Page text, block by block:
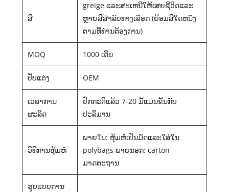
ສີ
greige ແລະ​ສະ​ເຫນີ​ໃຫ້​ເສຍ​ຊີ​ວິດ​ແລະ​
ຫຼາຍ​ສີ​ສໍາ​ລັບ​ທາງ​ເລືອກ (ຍ້ອມ​ສີ​ໃດ​ຫນຶ່ງ​
ຕາມ​ທີ່​ທ່ານ​ຕ້ອງ​ການ​)
MOQ 1000 ເດີ່ນ
ປັບແຕ່ງ OEM
ເວລາການ
ຜະລິດ
ປົກກະຕິແລ້ວ 7-20 ມື້ແມ່ນຂຶ້ນກັບ
ປະລິມານ
ວິທີການຫຸ້ມຫໍ່
ພາຍໃນ: ຫຸ້ມຫໍ່ເປັນມັດແລະໃສ່ໃນ
polybags ພາຍນອກ: carton
ມາດຕະຖານ
ຮູບແບບການ